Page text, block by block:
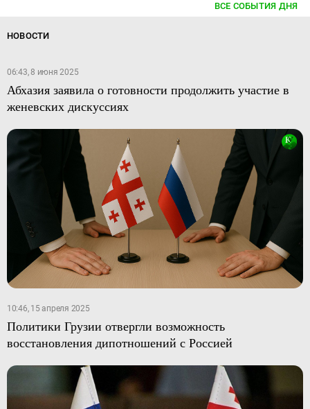
ВСЕ СОБЫТИЯ ДНЯ
НОВОСТИ
06:43, 8 июня 2025
Абхазия заявила о готовности продолжить участие в
женевских дискуссиях
10:46, 15 апреля 2025
Политики Грузии отвергли возможность
восстановления дипотношений с Россией